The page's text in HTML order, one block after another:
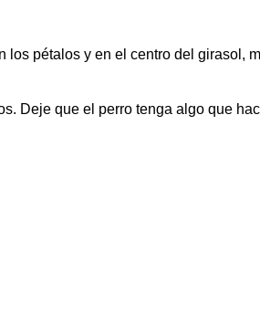
pétalos y en el centro del girasol,
Deje que el perro tenga algo que